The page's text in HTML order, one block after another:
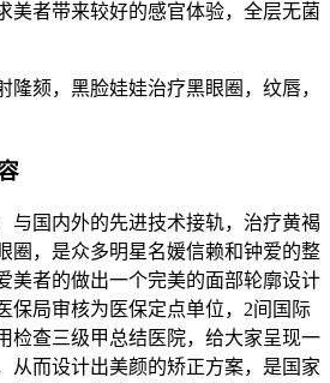
美者带来较好的感官体验，全层无菌
隆颏，黑脸娃娃治疗黑眼圈，纹唇，
与国内外的先进技术接轨，治疗黄褐
圈，是众多明星名媛信赖和钟爱的整
美者的做出一个完美的面部轮廓设计
保局审核为医保定点单位，2间国际
检查三级甲总结医院，给大家呈现一
从而设计出美颜的矫正方案，是国家